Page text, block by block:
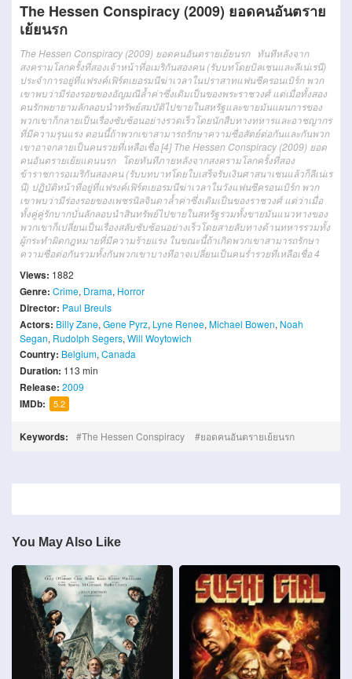
The Hessen Conspiracy (2009) ยอดคนอันตราย
เย้ยนรก
The Hessen Conspiracy (2009) ยอดคนอันตรายเย้ยนรก ทันทีหลังจาก
สงครามโลกครั้งที่สองเจ้าหน้าที่อเมริกันสองคน (รับบทโดยบิลเชนและลีเน่เรนี)
ประจำการอยู่ที่แฟรงค์เฟิร์ตเยอรมนีฆ่าเวลาในปราสาทแฟนซีครอนเบิร์ก พวก
เขาพบว่ามีร่องรอยของอัญมณีล้ำค่าซึ่งเดิมเป็นของพระราชวงศ์ แต่เมื่อทั้งสอง
คนรักพยายามลักลอบนำทรัพย์สมบัติไปขายในสหรัฐและขายมันแผนการของ
พวกเขาก็กลายเป็นเรื่องซับซ้อนอย่างรวดเร็วโดยนักสืบทางทหารและอาชญากร
ที่มีความรุนแรง ตอนนี้ถ้าพวกเขาสามารถรักษาความซื่อสัตย์ต่อกันและกันพวก
เขาอาจกลายเป็นคนรวยที่เหลือเชื่อ [4]The Hessen Conspiracy (2009) ยอด
คนอันตรายเย้ยแดนนรก โดยทันทีภายหลังจากสงครามโลกครั้งที่สอง
ข้าราชการอเมริกันสองคน (รับบทบาทโดยใบเสร็จรับเงินศาสนาเชนแล้วก็ลีเน่เร
นี) ปฏิบัติหน้าที่อยู่ที่แฟรงค์เฟิร์ตเยอรมนีฆ่าเวลาในวังแฟนซีครอนเบิร์ก พวก
เขาพบว่ามีร่องรอยของเพชรนิลจินดาล้ำค่าซึ่งเดิมเป็นของราชวงศ์ แต่ว่าเมื่อ
ทั้งคู่คู่รักบากบั่นลักลอบนำสินทรัพย์ไปขายในสหรัฐรวมทั้งขายมันแนวทางของ
พวกเขาก็เปลี่ยนเป็นเรื่องสลับซับซ้อนอย่างเร็วโดยสายลับทางด้านทหารรวมทั้ง
ผู้กระทำผิดกฎหมายที่มีความร้ายแรง ในขณะนี้ถ้าเกิดพวกเขาสามารถรักษา
ความซื่อต่อกันรวมทั้งกันพวกเขาบางทีอาจเปลี่ยนเป็นคนร่ำรวยที่เหลือเชื่อ4
Views: 1882
Genre: Crime, Drama, Horror
Director: Paul Breuls
Actors: Billy Zane, Gene Pyrz, Lyne Renee, Michael Bowen, Noah
Segan, Rudolph Segers, Will Woytowich
Country: Belgium, Canada
Duration: 113 min
Release: 2009
IMDb: 5.2
Keywords: The Hessen Conspiracy ยอดคนอันตรายเย้ยนรก
You May Also Like